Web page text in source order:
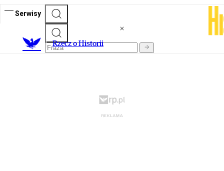
Serwisy
Rzecz o Historii